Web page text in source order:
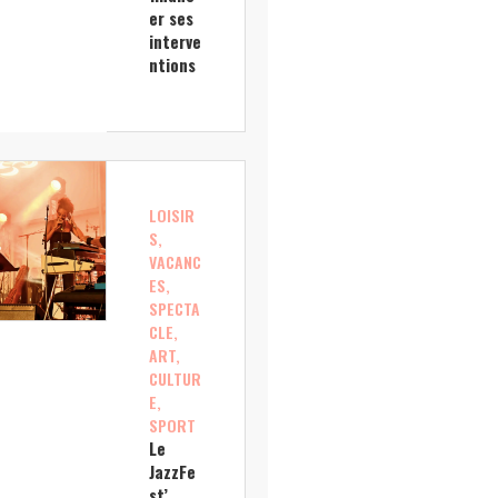
er ses
interve
ntions
LOISIR
S,
VACANC
ES,
SPECTA
CLE,
ART,
CULTUR
E,
SPORT
Le
JazzFe